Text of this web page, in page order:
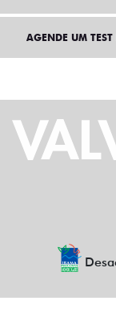
AGENDE UM TEST